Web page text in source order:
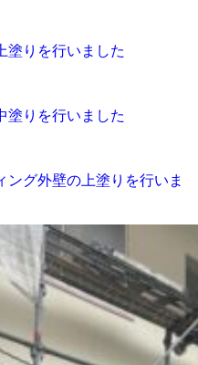
塗りを行いました
塗りを行いました
ング外壁の上塗りを行いま